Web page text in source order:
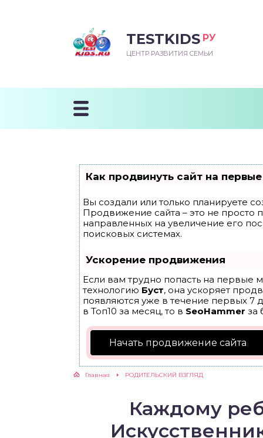
TESTKIDS РУ
ЦЕНТР РАЗВИТИЯ СЕМЬИ
Как продвинуть сайт на
Вы создали или только планируете
Продвижение сайта – это не просто
направленных на увеличение его
поисковых системах.
Ускорение продвижения
Если вам трудно попасть на первые
технологию Буст, она ускоряет
появляются уже в течение первых 7
в Топ10 за месяц, то в SeoHammer за
Начать продвижение сайта
Главная РОДИТЕЛЬСКИЙ ВЗГЛЯД
Каждому
МЕСЯЦ
ПЕРВОГО
УЧИТСЯ
ПОСЛЕ ГОДА
К ШКОЛЕ
ДОШКОЛЬНИКА
ШКОЛА
ШКОЛЬНИКА
ШКОЛЬНИКА